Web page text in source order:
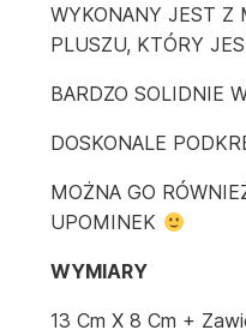
WYKONANY JEST Z
PLUSZU, KTÓRY
BARDZO SOLIDNIE
DOSKONALE
MOŻNA GO
UPOMINEK
WYMIARY
13 Cm X 8 Cm +